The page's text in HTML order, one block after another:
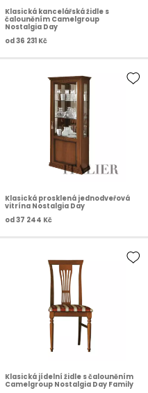
Klasická kancelářská židle s
čalouněním Camelgroup
Nostalgia Day
od36 231 Kč
Klasická prosklená jednodveřová
vitrína Nostalgia Day
od37 244 Kč
Klasická jídelní židle s čalouněním
Camelgroup Nostalgia Day Family